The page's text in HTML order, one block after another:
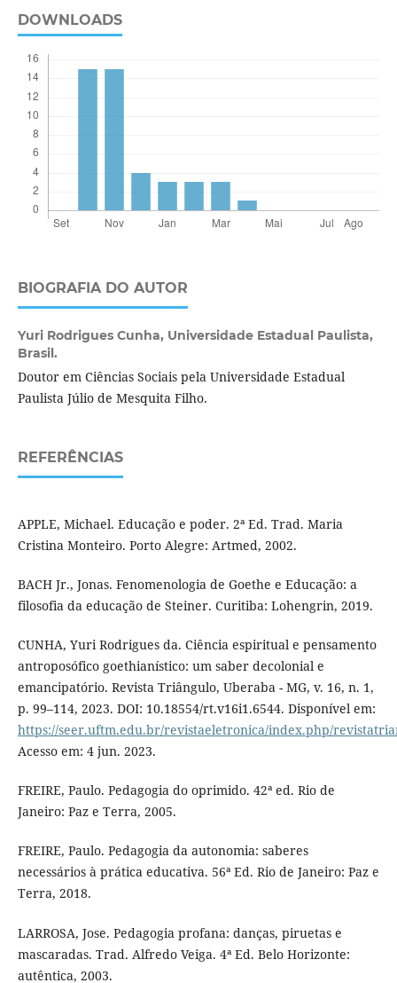
DOWNLOADS
BIOGRAFIA DO AUTOR
Yuri Rodrigues Cunha, Universidade Estadual Paulista,
Brasil.
Doutor em Ciências Sociais pela Universidade Estadual
Paulista Júlio de Mesquita Filho.
REFERÊNCIAS
APPLE, Michael. Educação e poder. 2ª Ed. Trad. Maria
Cristina Monteiro. Porto Alegre: Artmed, 2002.
BACH Jr., Jonas. Fenomenologia de Goethe e Educação: a
filosofia da educação de Steiner. Curitiba: Lohengrin, 2019.
CUNHA, Yuri Rodrigues da. Ciência espiritual e pensamento
antroposófico goethianístico: um saber decolonial e
emancipatório. Revista Triângulo, Uberaba - MG, v. 16, n. 1,
p. 99–114, 2023. DOI: 10.18554/rt.v16i1.6544. Disponível em:
https://seer.uftm.edu.br/revistaeletronica/index.php/
Acesso em: 4 jun. 2023.
FREIRE, Paulo. Pedagogia do oprimido. 42ª ed. Rio de
Janeiro: Paz e Terra, 2005.
FREIRE, Paulo. Pedagogia da autonomia: saberes
necessários à prática educativa. 56ª Ed. Rio de Janeiro: Paz e
Terra, 2018.
LARROSA, Jose. Pedagogia profana: danças, piruetas e
mascaradas. Trad. Alfredo Veiga. 4ª Ed. Belo Horizonte:
autêntica, 2003.